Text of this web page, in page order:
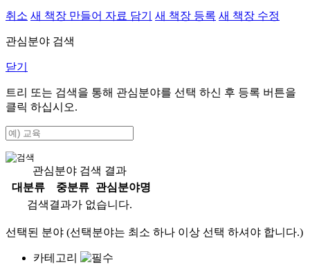
취소 새 책장 만들어 자료 담기 새 책장 등록 새 책장 수정
관심분야 검색
닫기
트리 또는 검색을 통해 관심분야를 선택 하신 후 등록 버튼을
클릭 하십시오.
관심분야 검색 결과
대분류
중분류
관심분야명
검색결과가 없습니다.
선택된 분야 (선택분야는 최소 하나 이상 선택 하셔야 합니다.)
카테고리